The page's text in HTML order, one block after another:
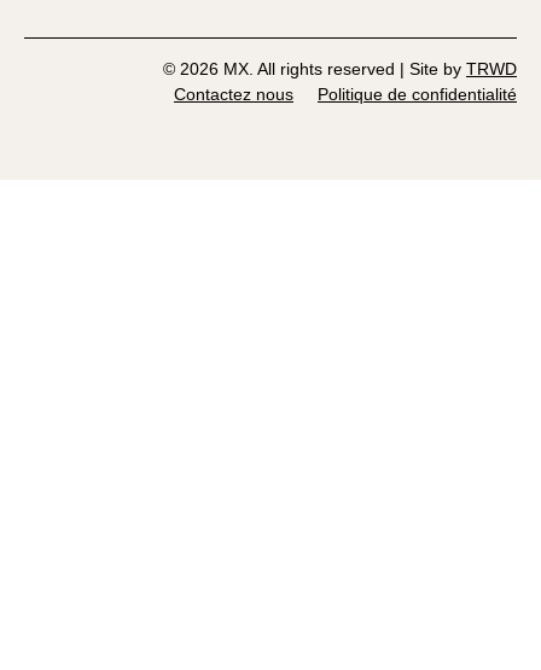
© 2026 MX. All rights reserved | Site by TRWD
Contactez nous
Politique de confidentialité